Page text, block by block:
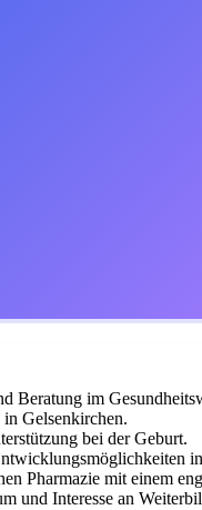
Beratung im
Gelsenkirchen.
bei der Geburt.
Pharmazie mit einem
und Interesse an